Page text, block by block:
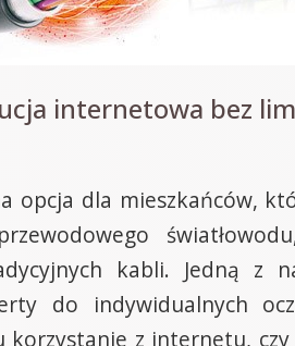
internetowa bez
opcja dla mieszkańców,
kabli. Jedną z
do indywidualnych
korzystanie z internetu,